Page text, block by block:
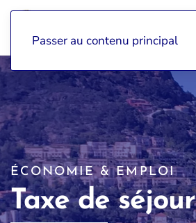
Passer au contenu principal
ÉCONOMIE & EMPLOI
Taxe de séjour